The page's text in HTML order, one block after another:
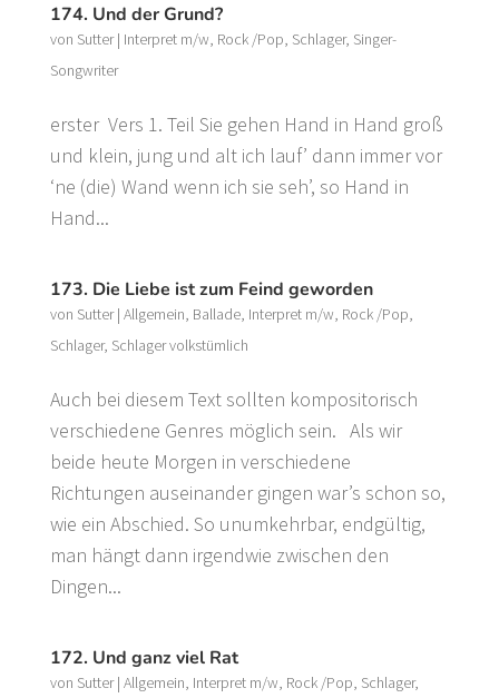
174. Und der Grund?
von Sutter| Interpret m/w, Rock /Pop, Schlager, Singer-
Songwriter
erster Vers 1. Teil Sie gehen Hand in Hand groß
und klein, jung und alt ich lauf’ dann immer vor
‘ne (die) Wand wenn ich sie seh’, so Hand in
Hand...
173. Die Liebe ist zum Feind geworden
von Sutter| Allgemein, Ballade, Interpret m/w, Rock /Pop,
Schlager, Schlager volkstümlich
Auch bei diesem Text sollten kompositorisch
verschiedene Genres möglich sein. Als wir
beide heute Morgen in verschiedene
Richtungen auseinander gingen war’s schon so,
wie ein Abschied. So unumkehrbar, endgültig,
man hängt dann irgendwie zwischen den
Dingen...
172. Und ganz viel Rat
von Sutter| Allgemein, Interpret m/w, Rock /Pop, Schlager,